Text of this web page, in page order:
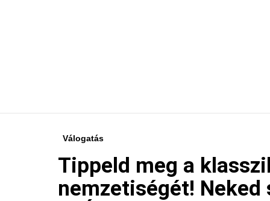
Válogatás
Tippeld meg a
nemzetiségét!